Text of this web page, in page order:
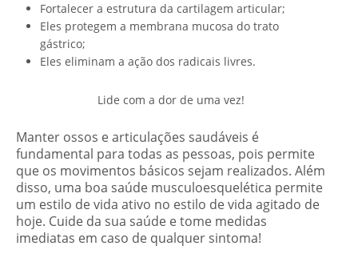
Fortalecer a estrutura da cartilagem articular;
Eles protegem a membrana mucosa do trato
gástrico;
Eles eliminam a ação dos radicais livres.
Lide com a dor de uma vez!
Manter ossos e articulações saudáveis ​​é
fundamental para todas as pessoas, pois permite
que os movimentos básicos sejam realizados. Além
disso, uma boa saúde musculoesquelética permite
um estilo de vida ativo no estilo de vida agitado de
hoje. Cuide da sua saúde e tome medidas
imediatas em caso de qualquer sintoma!